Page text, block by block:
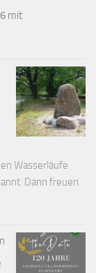
mit
Wasserläufe
Dann freuen